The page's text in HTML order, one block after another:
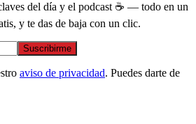
del día y el podcast ☕ — todo en un
y te das de baja con un clic.
Suscribirme
aviso de privacidad. Puedes darte de